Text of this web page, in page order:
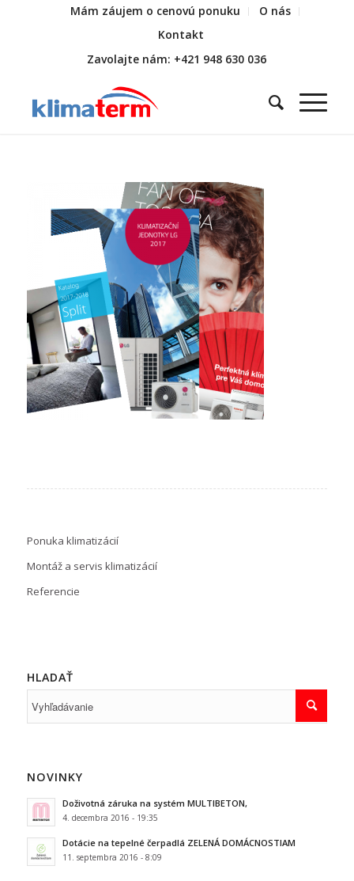
Mám záujem o cenovú ponuku
O nás
Kontakt
Zavolajte nám: +421 948 630 036
Ponuka klimatizácií
Montáž a servis klimatizácií
Referencie
HLADAŤ
NOVINKY
Doživotná záruka na systém MULTIBETON,
4. decembra 2016 - 19:35
Dotácie na tepelné čerpadlá ZELENÁ DOMÁCNOSTIAM
11. septembra 2016 - 8:09